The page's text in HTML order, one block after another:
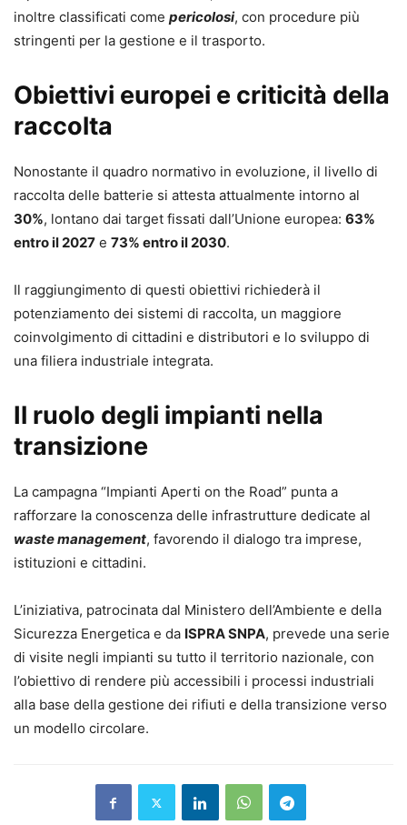
inoltre classificati come pericolosi, con procedure più
stringenti per la gestione e il trasporto.
Obiettivi europei e criticità della
raccolta
Nonostante il quadro normativo in evoluzione, il livello di
raccolta delle batterie si attesta attualmente intorno al
30%, lontano dai target fissati dall’Unione europea: 63%
entro il 2027 e 73% entro il 2030.
Il raggiungimento di questi obiettivi richiederà il
potenziamento dei sistemi di raccolta, un maggiore
coinvolgimento di cittadini e distributori e lo sviluppo di
una filiera industriale integrata.
Il ruolo degli impianti nella
transizione
La campagna “Impianti Aperti on the Road” punta a
rafforzare la conoscenza delle infrastrutture dedicate al
waste management, favorendo il dialogo tra imprese,
istituzioni e cittadini.
L’iniziativa, patrocinata dal Ministero dell’Ambiente e della
Sicurezza Energetica e da ISPRA SNPA, prevede una serie
di visite negli impianti su tutto il territorio nazionale, con
l’obiettivo di rendere più accessibili i processi industriali
alla base della gestione dei rifiuti e della transizione verso
un modello circolare.